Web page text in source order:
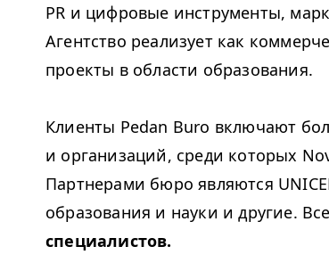
PR и цифровые инструменты,
Агентство реализует как
проекты в области образования.
Клиенты Pedan Buro включают
и организаций, среди которых
Партнерами бюро являются
образования и науки и другие.
специалистов.